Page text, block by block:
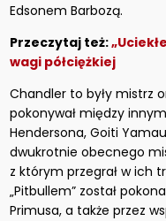
Edsonem Barbozą.
Przeczytaj też:
wagi półciężkiej
Chandler to były mistrz
pokonywał między
Hendersona, Goiti
dwukrotnie obecnego
z którym przegrał w ich
„Pitbullem” został
Primusa, a także przez